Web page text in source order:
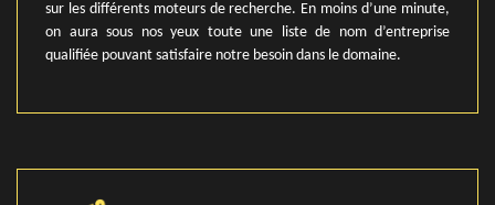
sur les différents moteurs de recherche. En moins d’une minute,
on aura sous nos yeux toute une liste de nom d’entreprise
qualifiée pouvant satisfaire notre besoin dans le domaine.